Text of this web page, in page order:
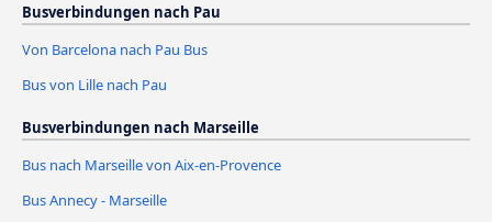
Busverbindungen nach Pau
Von Barcelona nach Pau Bus
Bus von Lille nach Pau
Busverbindungen nach Marseille
Bus nach Marseille von Aix-en-Provence
Bus Annecy - Marseille